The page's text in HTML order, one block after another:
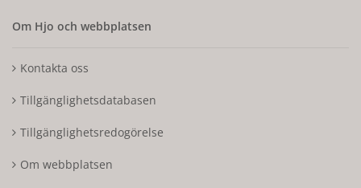
Om Hjo och webbplatsen
Kontakta oss
Tillgänglighetsdatabasen
Tillgänglighetsredogörelse
Om webbplatsen